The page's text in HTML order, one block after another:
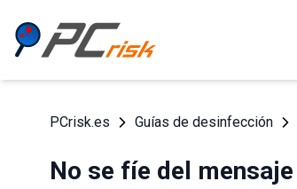
PCrisk.es Guías de desinfección
No se fíe del